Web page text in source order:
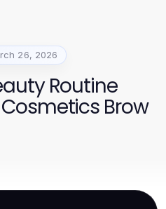
26, 2026
Routine
Brow